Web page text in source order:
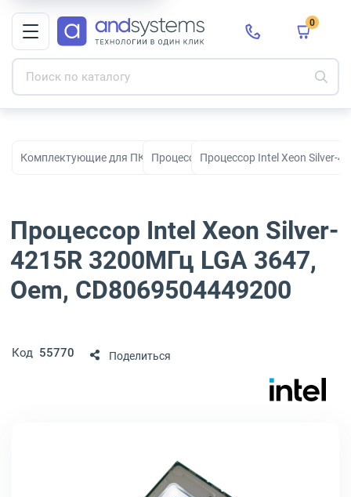
0
Комплектующие для ПК, сборки и модернизации
ПроцессорыПроцессор Intel Xeon Silver-
Процессор Intel Xeon Silver-
4215R 3200МГц LGA 3647,
Oem, CD8069504449200
Код 55770 Поделиться